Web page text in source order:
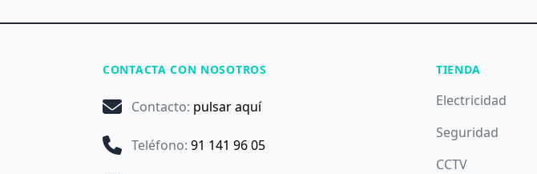
CONTACTA CON NOSOTROS
Contacto: pulsar aquí
Teléfono: 91 141 96 05
TIENDA
Electricidad
Seguridad
CCTV